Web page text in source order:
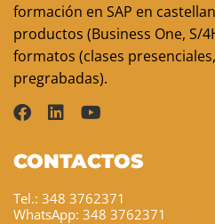
formación en SAP en
productos (Business One, S/
formatos (clases
pregrabadas).
CONTACTOS
Tel.: 348 3762371
WhatsApp: 348 3762371